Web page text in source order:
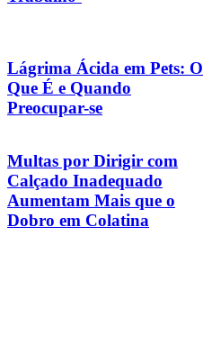
Lágrima Ácida em Pets: O
Que É e Quando
Preocupar-se
Multas por Dirigir com
Calçado Inadequado
Aumentam Mais que o
Dobro em Colatina